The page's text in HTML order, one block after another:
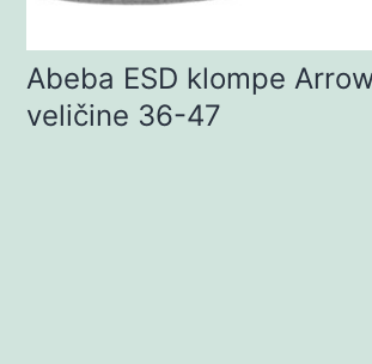
Abeba ESD klompe
veličine 36-47